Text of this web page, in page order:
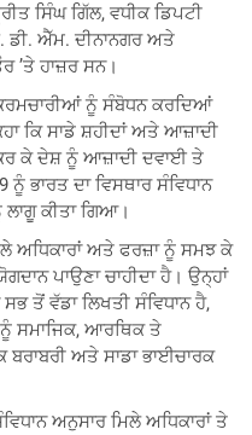
ਸਿੰਘ ਗਿੱਲ, ਵਧੀਕ ਡਿਪਟੀ
ਡੀ. ਐੱਮ. ਦੀਨਾਨਗਰ ਅਤੇ
’ਤੇ ਹਾਜ਼ਰ ਸਨ।
ਨੂੰ ਸੰਬੋਧਨ ਕਰਦਿਆਂ
ਕਿ ਸਾਡੇ ਸ਼ਹੀਦਾਂ ਅਤੇ ਆਜ਼ਾਦੀ
ਕੇ ਦੇਸ਼ ਨੂੰ ਆਜ਼ਾਦੀ ਦਵਾਈ ਤੇ
ਭਾਰਤ ਦਾ ਵਿਸਥਾਰ ਸੰਵਿਧਾਨ
ਕੀਤਾ ਗਿਆ।
ਅਧਿਕਾਰਾਂ ਅਤੇ ਫਰਜ਼ਾ ਨੂੰ ਸਮਝ ਕੇ
ਪਾਉਣਾ ਚਾਹੀਦਾ ਹੈ। ਉਨ੍ਹਾਂ
ਤੋਂ ਵੱਡਾ ਲਿਖਤੀ ਸੰਵਿਧਾਨ ਹੈ,
ਸਮਾਜਿਕ, ਆਰਥਿਕ ਤੇ
ਬਰਾਬਰੀ ਅਤੇ ਸਾਡਾ ਭਾਈਚਾਰਕ
ਅਨੁਸਾਰ ਮਿਲੇ ਅਧਿਕਾਰਾਂ ਤੇ